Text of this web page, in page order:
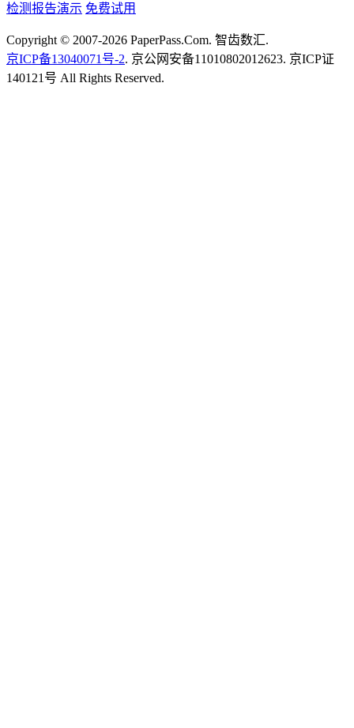
检测报告演示 免费试用
Copyright © 2007-2026 PaperPass.Com. 智齿数汇.
京ICP备13040071号-2. 京公网安备11010802012623. 京ICP证
140121号 All Rights Reserved.